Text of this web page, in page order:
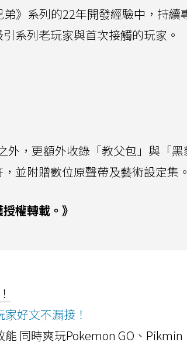
》系列的22年開發經驗中，持續
系列老玩家與首次接觸的玩家。
，更額外收錄「教父包」與「黑
並附贈數位原聲帶及藝術設定集。
權轉載。》
好文不漏接！
同時爽玩Pokemon GO、Pikmin